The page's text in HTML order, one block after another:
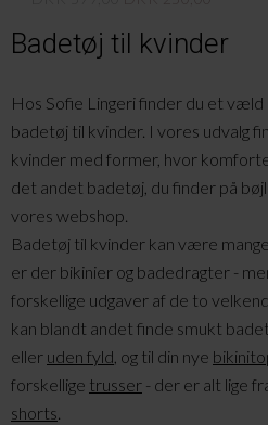
Badetøj til kvinder
Hos Sofie Lingeri finder du et
badetøj til kvinder. I vores udvalg
kvinder med former, hvor
det andet badetøj, du finder på
vores webshop.
Badetøj til kvinder kan være
er der bikinier og badedragter -
forskellige udgaver af de to
kan blandt andet finde smukt
eller uden fyld , og til din nye
forskellige trusser - der er alt lige
shorts.